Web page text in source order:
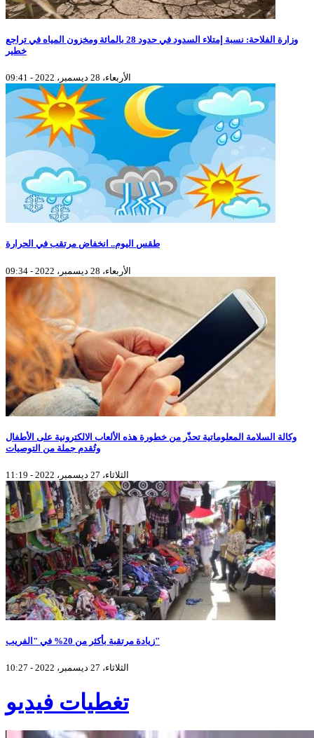
وزارة الفلاحة: نسبة إمتلاء السدود في حدود 28 بالمائة ومخزون المياه في تراجع
خطير
الأربعاء، 28 ديسمبر، 2022 - 09:41
طقس اليوم.. انخفاض مرتقب في الحرارة
الأربعاء، 28 ديسمبر، 2022 - 09:34
وكالة السلامة المعلوماتية تحذّر من خطورة هذه الألعاب الالكترونية على الأطفال
وتُقدم جملة من التوصيات
الثلاثاء، 27 ديسمبر، 2022 - 11:19
زيادة مرتقبة بأكثر من 20% في "الفريب"
الثلاثاء، 27 ديسمبر، 2022 - 10:27
تغطيات فيديو